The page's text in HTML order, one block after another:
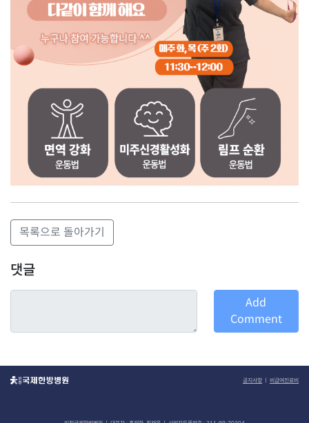
목록으로 돌아가기
댓글
Add
Comment
공지사항 ㅣ 비급여진료비